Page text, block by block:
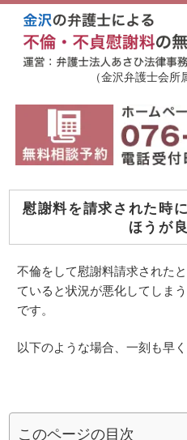
（金沢弁護士会所
慰謝料を請求された時
ほうが
不倫をして慰謝料請求された
ていると状況が悪化してしま
です。
以下のような場合、一刻も早
このページの目次